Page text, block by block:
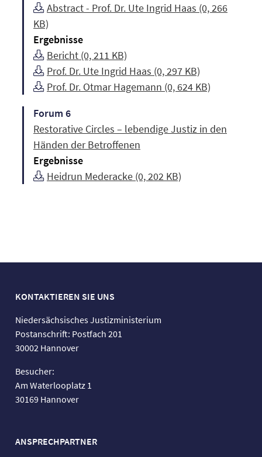
Abstract - Prof. Dr. Ute Ingrid Haas (0, 266
KB)
Ergebnisse
Bericht (0, 211 KB)
Prof. Dr. Ute Ingrid Haas (0, 297 KB)
Prof. Dr. Otmar Hagemann (0, 624 KB)
Forum 6
Restorative Circles – lebendige Justiz in den
Händen der Betroffenen
Ergebnisse
Heidrun Mederacke (0, 202 KB)
KONTAKTIEREN SIE UNS
Niedersächsisches Justizministerium
Postanschrift: Postfach 201
30002 Hannover
Besucher:
Am Waterlooplatz 1
30169 Hannover
ANSPRECHPARTNER